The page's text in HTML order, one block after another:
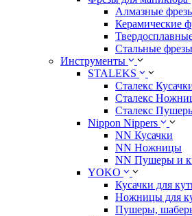
Алмазные
Керамические
Стальные фрезы
Инструменты
STALEKS
Сталекс
Сталекс
Сталекс
Nippon Nippers
NN Кусачки
NN Ножницы
NN Пушеры и
YOKO
Кусачки для
Ножницы для
Пушеры,